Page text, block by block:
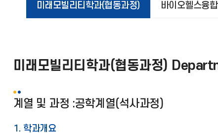
미래모빌리티학과(협동과정) 바이오헬스융
미래모빌리티학과(협동과정)
계열 및 과정 :공학계열(석사과정)
1. 학과개요